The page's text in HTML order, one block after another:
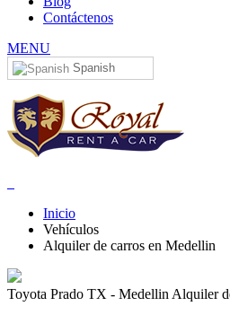
Contáctenos
MENU
Spanish
Inicio
Vehículos
Alquiler de carros en Medellin
Toyota Prado TX - Medellin Alquiler